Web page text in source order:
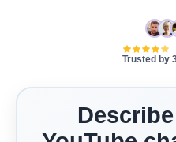
Trusted by